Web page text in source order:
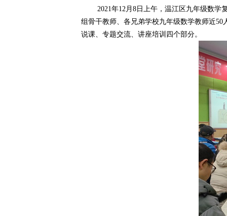
2021年12月8日上午，温江区九年级数
组骨干教师、各兄弟学校九年级数学教师近
说课、专题交流、讲座培训四个部分。